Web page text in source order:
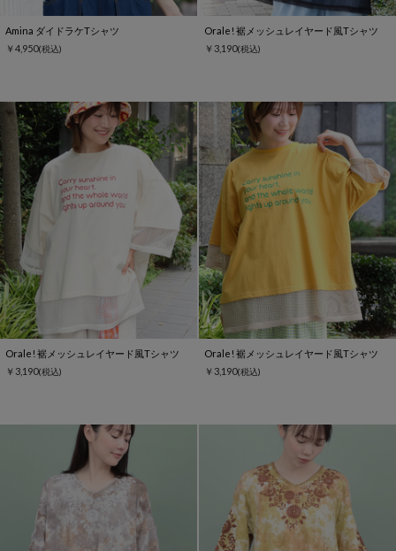
Amina ダイドラケTシャツ
￥4,950(税込)
Orale! 裾メッシュレイヤード風Tシャツ
￥3,190(税込)
Orale! 裾メッシュレイヤード風Tシャツ
￥3,190(税込)
Orale! 裾メッシュレイヤード風Tシャツ
￥3,190(税込)